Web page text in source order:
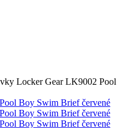
Locker Gear LK9002 Pool